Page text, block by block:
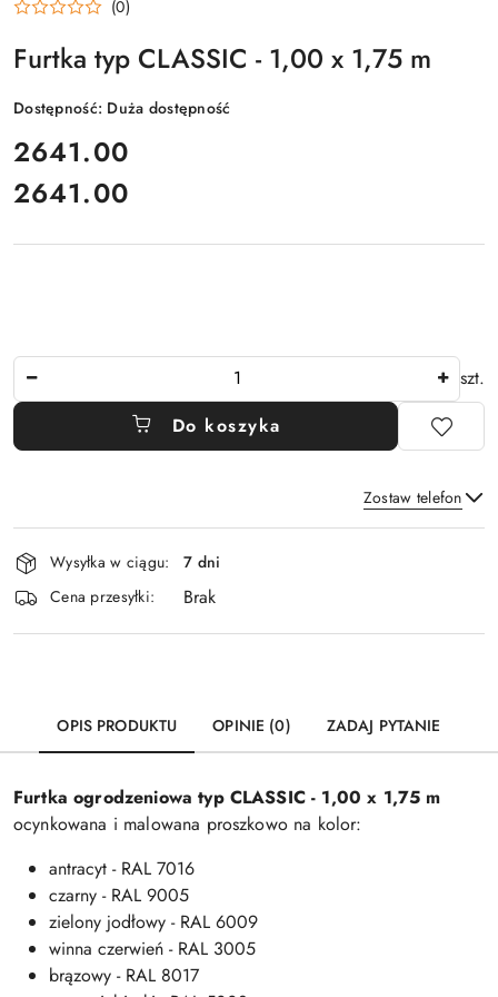
(0)
Furtka typ CLASSIC - 1,00 x 1,75 m
Dostępność: Duża dostępność
cena:
2641.00
Cena:
2641.00
szt.
Do koszyka
Zostaw telefon
Dostępność
i
dostawa
Wysyłka w ciągu:
7 dni
Cena przesyłki:
Brak
OPIS PRODUKTU OPINIE (0) ZADAJ PYTANIE
Furtka ogrodzeniowa typ CLASSIC- 1,00 x 1,75 m
ocynkowana i malowana proszkowo na kolor:
antracyt - RAL 7016
czarny - RAL 9005
zielony jodłowy - RAL 6009
winna czerwień - RAL 3005
brązowy - RAL 8017